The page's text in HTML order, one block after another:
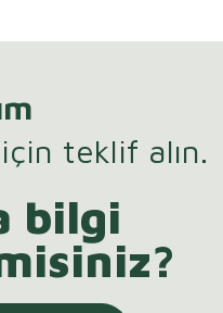
teklif alın.
bilgi